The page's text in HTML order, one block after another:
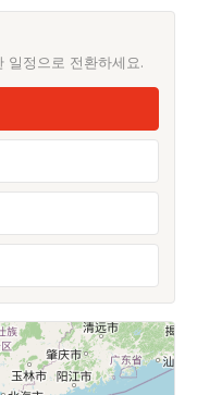
일정으로 전환하세요.